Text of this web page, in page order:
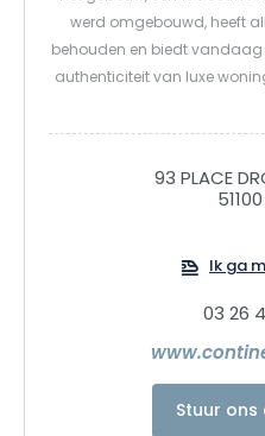
werd omgebouwd, heeft
behouden en biedt
authenticiteit van luxe
wordt elke gast persoonlijk
Hotel wordt de kunst van
uitzicht op het Colbertplein
Het serveert van ontbijt tot
authenticiteit en moderniteit.
seizoenen mee om u steeds
in een creatieve geest om
93 PLACE
Ik ga
03 26
Stuur